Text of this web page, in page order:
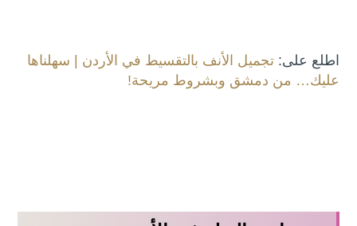
اطلع على:تجميل الأنف بالتقسيط في الأردن | سهلناها
عليك… من دمشق وبشروط مريحة!